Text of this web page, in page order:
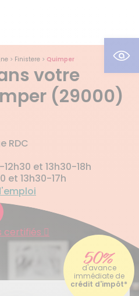
> Finistere > Quimper
votre
(29000)
RDC
et 13h30-18h
et 13h30-17h
certifiés
50%
d'avance
immédiate de
crédit d'impôt*